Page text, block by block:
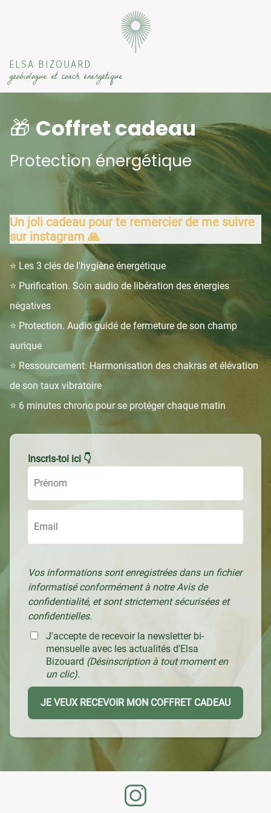
ELSA BIZOUARD
géobiologue et coach énergétique
🎁Coffret cadeau
Protection énergétique
Un joli cadeau pour te remercier de me suivre
sur instagram 🙏
⭐️ Les 3 clés de l'hygiène énergétique
⭐️ Purification. Soin audio de libération des énergies
négatives
⭐️ Protection. Audio guidé de fermeture de son champ
aurique
⭐️ Ressourcement. Harmonisation des chakras et élévation
de son taux vibratoire
⭐️ 6 minutes chrono pour se protéger chaque matin
Inscris-toi ici 👇
Vos informations sont enregistrées dans un fichier
informatisé conformément à notreAvis de
confidentialité, et sont strictement sécurisées et
confidentielles.
J'accepte de recevoir la newsletter bi-
mensuelle avec les actualités d'Elsa
Bizouard (Désinscription à tout moment en
un clic).
JE VEUX RECEVOIR MON COFFRET CADEAU